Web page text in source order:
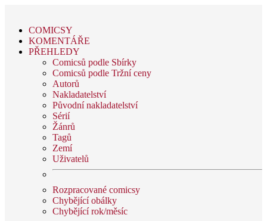
COMICSY
KOMENTÁŘE
PŘEHLEDY
Comicsů podle Sbírky
Comicsů podle Tržní ceny
Autorů
Nakladatelství
Původní nakladatelství
Sérií
Žánrů
Tagů
Zemí
Uživatelů
Rozpracované comicsy
Chybějící obálky
Chybějící rok/měsíc